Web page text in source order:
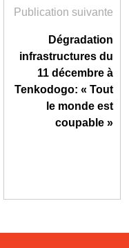
Publication suivante
Dégradation
infrastructures du
11 décembre à
Tenkodogo: « Tout
le monde est
coupable »